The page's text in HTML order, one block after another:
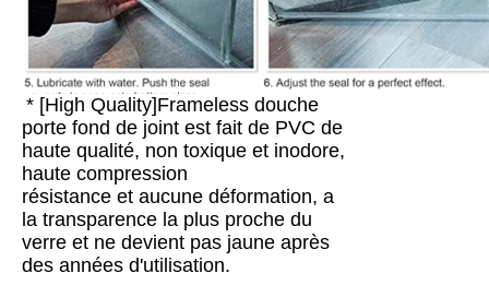
* [High Quality]Frameless douche
porte fond de joint est fait de PVC de
haute qualité, non toxique et inodore,
haute compression
résistance et aucune déformation, a
la transparence la plus proche du
verre et ne devient pas jaune après
des années d'utilisation.